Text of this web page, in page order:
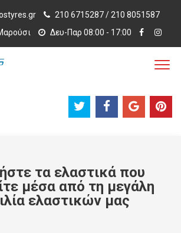
210 6715287 / 210 8051587
Δευ-Παρ 08:00 - 17:00
τα ελαστικά που
μέσα από τη μεγάλη
ελαστικών μας